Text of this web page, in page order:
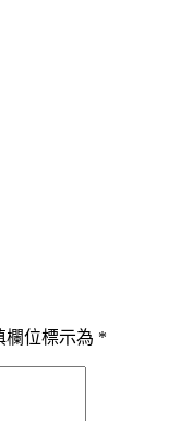
欄位標示為 *